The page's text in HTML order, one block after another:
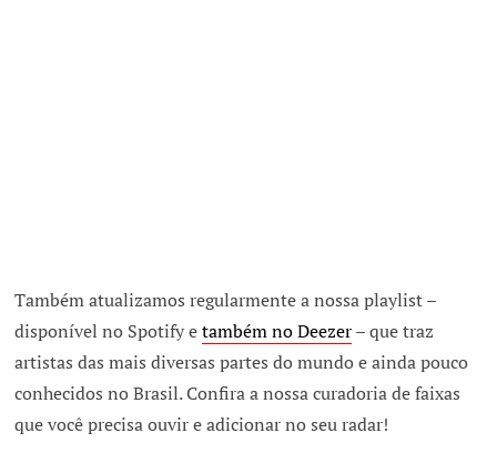
Também atualizamos regularmente a nossa playlist –
disponível no Spotify etambém no Deezer– que traz
artistas das mais diversas partes do mundo e ainda pouco
conhecidos no Brasil. Confira a nossa curadoria de faixas
que você precisa ouvir e adicionar no seu radar!